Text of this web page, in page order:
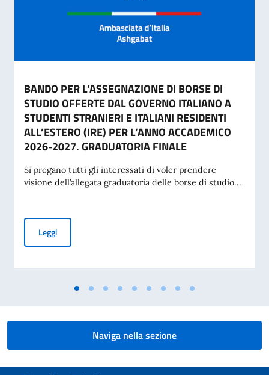
BANDO PER L’ASSEGNAZIONE DI BORSE DI
STUDIO OFFERTE DAL GOVERNO ITALIANO A
STUDENTI STRANIERI E ITALIANI RESIDENTI
ALL’ESTERO (IRE) PER L’ANNO ACCADEMICO
2026-2027. GRADUATORIA FINALE
Si pregano tutti gli interessati di voler prendere
visione dell’allegata graduatoria delle borse di studio...
LeggiBANDO PER L’ASSEGNAZIONE DI BORSE DI STUDIO
Naviga nella sezione